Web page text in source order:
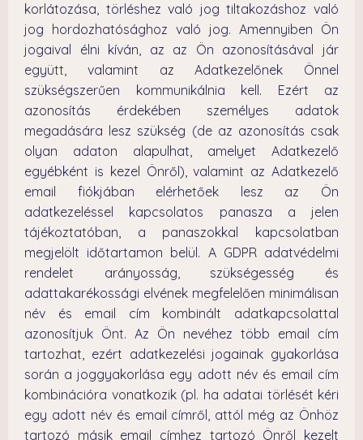
korlátozása, törléshez való jog tiltakozáshoz való
jog hordozhatósághoz való jog. Amennyiben Ön
jogaival élni kíván, az az Ön azonosításával jár
együtt, valamint az Adatkezelőnek Önnel
szükségszerűen kommunikálnia kell. Ezért az
azonosítás érdekében személyes adatok
megadására lesz szükség (de az azonosítás csak
olyan adaton alapulhat, amelyet Adatkezelő
egyébként is kezel Önről), valamint az Adatkezelő
email fiókjában elérhetőek lesz az Ön
adatkezeléssel kapcsolatos panasza a jelen
tájékoztatóban, a panaszokkal kapcsolatban
megjelölt időtartamon belül. A GDPR adatvédelmi
rendelet arányosság, szükségesség és
adattakarékossági elvének megfelelően minimálisan
név és email cím kombinált adatkapcsolattal
azonosítjuk Önt. Az Ön nevéhez több email cím
tartozhat, ezért adatkezelési jogainak gyakorlása
során a joggyakorlása egy adott név és email cím
kombinációra vonatkozik (pl. ha adatai törlését kéri
egy adott név és email címről, attól még az Önhöz
tartozó másik email címhez tartozó Önről kezelt